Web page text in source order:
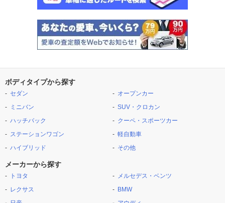
ボディタイプから探す
セダン
ミニバン
ハッチバック
ステーションワゴン
ハイブリッド
オープンカー
SUV・クロカン
クーペ・スポーツカー
軽自動車
その他
メーカーから探す
トヨタ
レクサス
メルセデス・ベンツ
BMW